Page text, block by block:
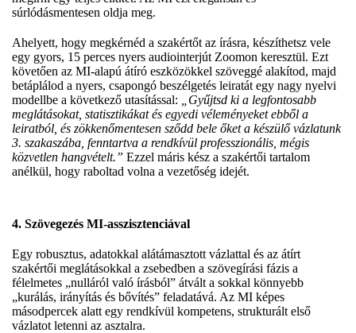
súrlódásmentesen oldja meg.
Ahelyett, hogy megkérnéd a szakértőt az írásra, készíthetsz vele
egy gyors, 15 perces nyers audiointerjút Zoomon keresztül. Ezt
követően az MI-alapú átíró eszközökkel szöveggé alakítod, majd
betáplálod a nyers, csapongó beszélgetés leiratát egy nagy nyelvi
modellbe a következő utasítással:
„Gyűjtsd ki a legfontosabb
meglátásokat, statisztikákat és egyedi véleményeket ebből a
leiratból, és zökkenőmentesen sződd bele őket a készülő vázlatunk
3. szakaszába, fenntartva a rendkívül professzionális, mégis
közvetlen hangvételt.” Ezzel máris kész a szakértői tartalom
anélkül, hogy raboltad volna a vezetőség idejét.
4. Szövegezés MI-asszisztenciával
Egy robusztus, adatokkal alátámasztott vázlattal és az átírt
szakértői meglátásokkal a zsebedben a szövegírási fázis a
félelmetes „nulláról való írásból” átvált a sokkal könnyebb
„kurálás, irányítás és bővítés” feladatává. Az MI képes
másodpercek alatt egy rendkívül kompetens, strukturált első
vázlatot letenni az asztalra.